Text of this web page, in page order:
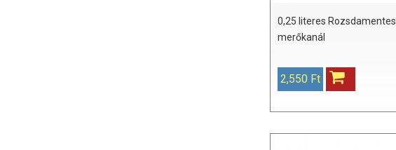
0,25 literes Rozsdamentes
merőkanál
2,550 Ft